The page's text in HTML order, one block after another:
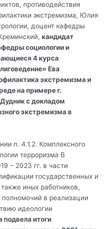
противодействия
экстремизма, Юлия
доцент кафедры
кандидат
социологии и
4 курса
Ева
экстремизма и
на примере г.
с докладом
экстремизма в
п. 4.1.2. Комплексного
терроризма В
– 2023 гг. в части
государственных и
иных работников,
в реализации
идеологии
подвела итоги